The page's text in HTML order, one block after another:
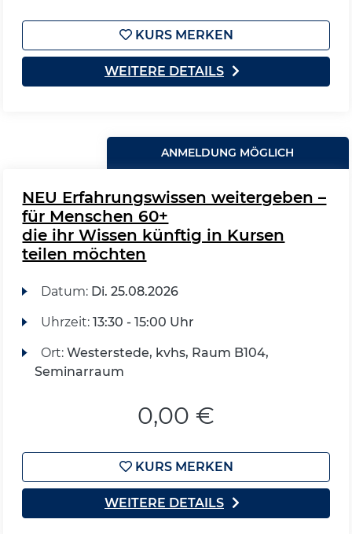
KURS MERKEN
WEITERE DETAILS
ANMELDUNG MÖGLICH
NEU Erfahrungswissen weitergeben –
für Menschen 60+
die ihr Wissen künftig in Kursen
teilen möchten
Datum: Di. 25.08.2026
Uhrzeit: 13:30 - 15:00 Uhr
Ort: Westerstede, kvhs, Raum B104,
Seminarraum
0,00 €
KURS MERKEN
WEITERE DETAILS